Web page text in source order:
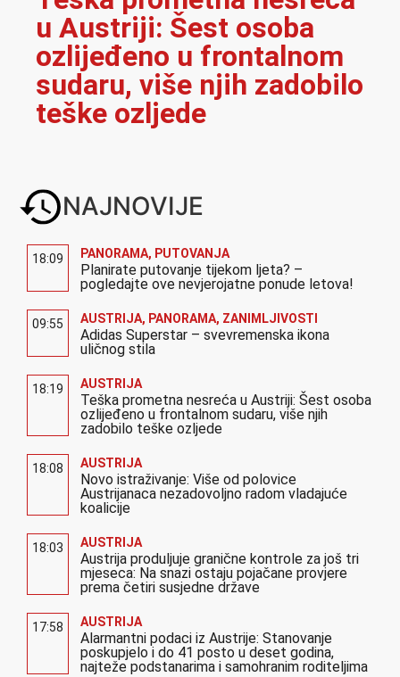
u Austriji: Šest osoba
ozlijeđeno u frontalnom
sudaru, više njih zadobilo
teške ozljede
NAJNOVIJE
18:09 PANORAMA, PUTOVANJA
Planirate putovanje tijekom ljeta? –
pogledajte ove nevjerojatne ponude letova!
09:55 AUSTRIJA, PANORAMA, ZANIMLJIVOSTI
Adidas Superstar – svevremenska ikona
uličnog stila
18:19 AUSTRIJA
Teška prometna nesreća u Austriji: Šest osoba
ozlijeđeno u frontalnom sudaru, više njih
zadobilo teške ozljede
18:08 AUSTRIJA
Novo istraživanje: Više od polovice
Austrijanaca nezadovoljno radom vladajuće
koalicije
18:03 AUSTRIJA
Austrija produljuje granične kontrole za još tri
mjeseca: Na snazi ostaju pojačane provjere
prema četiri susjedne države
17:58 AUSTRIJA
Alarmantni podaci iz Austrije: Stanovanje
poskupjelo i do 41 posto u deset godina,
najteže podstanarima i samohranim roditeljima